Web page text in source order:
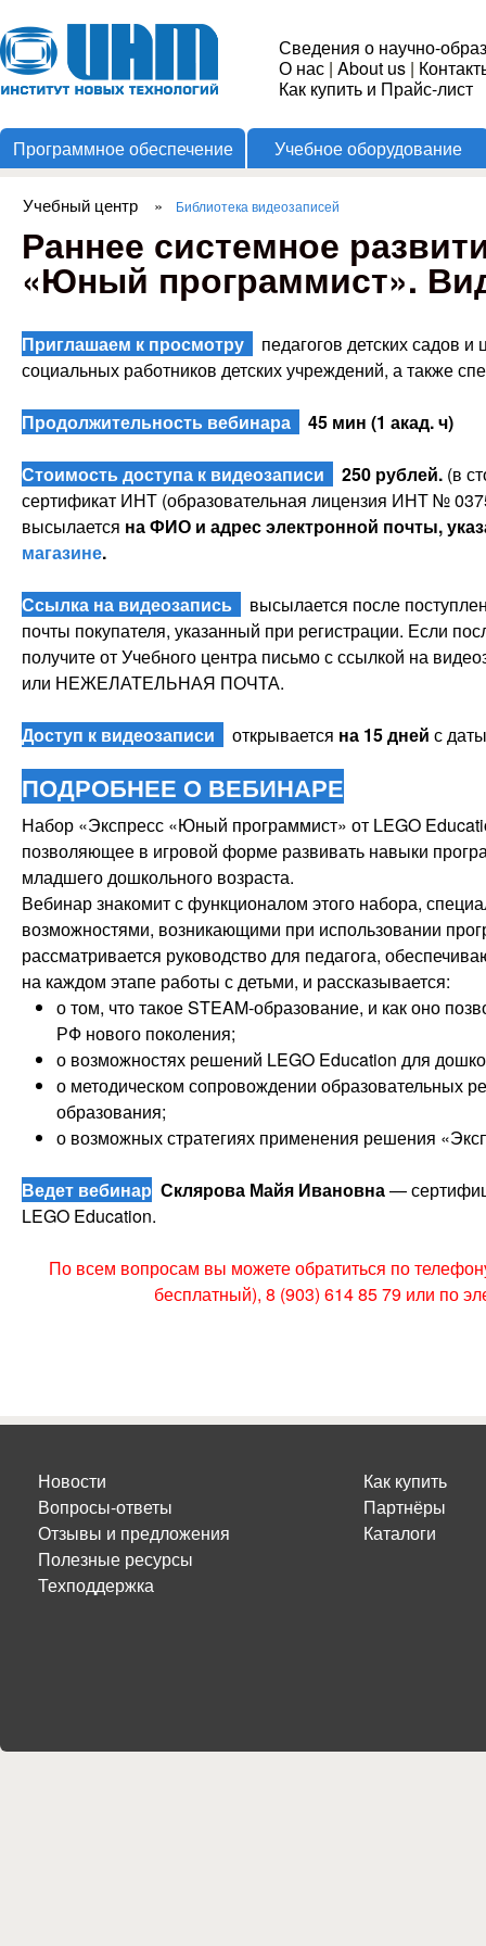
Институт
Новых
Технологий
Сведения о научно-
О нас | About us |
Как купить и Прайс-лист
Программное обеспечение Учебное оборудование
Вы здесь
Учебный центр » Библиотека видеозаписей
Раннее системное
«Юный программист».
Приглашаем к просмотру
педагогов детских садов и
социальных работников детских учреждений, а также
Продолжительность вебинара 45 мин (1 акад. ч)
Стоимость доступа к видеозаписи 250 рублей. (в
сертификат ИНТ (образовательная лицензия ИНТ №
высылается на ФИО и адрес электронной почты,
магазине.
Ссылка на видеозапись
высылается после
почты покупателя, указанный при регистрации. Если
получите от Учебного центра письмо с ссылкой на
или НЕЖЕЛАТЕЛЬНАЯ ПОЧТА.
Доступ к видеозаписи открывается на 15 дней с
ПОДРОБНЕЕ О ВЕБИНАРЕ
Набор «Экспресс «Юный программист» от LEGO
позволяющее в игровой форме развивать навыки
младшего дошкольного возраста.
Вебинар знакомит с функционалом этого набора,
возможностями, возникающими при использовании
рассматривается руководство для педагога,
на каждом этапе работы с детьми, и рассказывается:
о том, что такое STEAM-образование, и как оно
РФ нового поколения;
о возможностях решений LEGO Education для
о методическом сопровождении образовательных
образования;
о возможных стратегиях применения решения
Ведет вебинар Склярова Майя Ивановна—
LEGO Education.
По всем вопросам вы можете обратиться по
бесплатный), 8 (903) 614 85 79 или по
Новости
Вопросы-ответы
Отзывы и предложения
Полезные ресурсы
Техподдержка
Как купить
Партнёры
Каталоги